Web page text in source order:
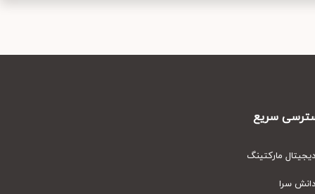
سریع
مارکتینگ
سرا